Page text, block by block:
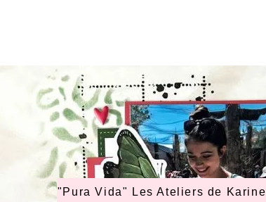
"Pura Vida" Les Ateliers de Karine